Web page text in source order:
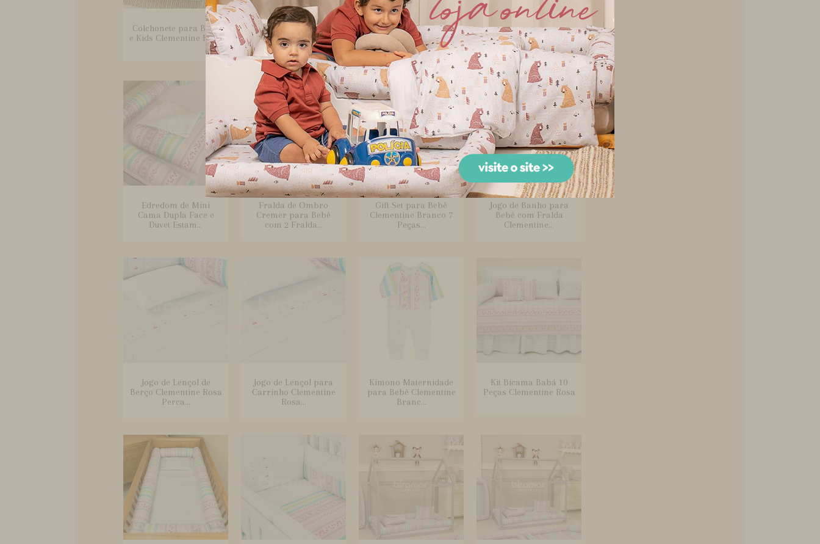
Colchonete para Bebê
e Kids Clementine Rosa
Colchonete para
Carrinho de Bebê com
Fronha M...
Duo de Babadores
para Bebê Clementine
Rosa
Edredom de Berço
Estampa Dupla Face e
Duvet C...
Edredom de Mini
Cama Dupla Face e
Duvet Estam...
Fralda de Ombro
Cremer para Bebê
com 2 Fralda...
Gift Set para Bebê
Clementine Branco 7
Peças...
Jogo de Banho para
Bebê com Fralda
Clementine...
Jogo de Lençol de
Berço Clementine Rosa
Perca...
Jogo de Lençol para
Carrinho Clementine
Rosa...
Kimono Maternidade
para Bebê Clementine
Branc...
Kit Bicama Babá 10
Peças Clementine Rosa